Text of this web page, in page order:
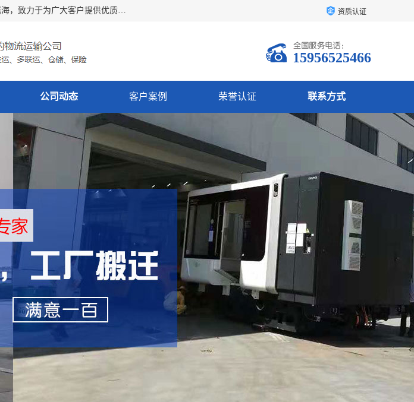
安徽信多多吊装搬运有限公司，主营吊装搬运,工厂搬迁，叉车出租，公司地址位于安徽合肥瑶海，致力于为广大客户提供优质的产品/服务，如果您对我公司的产品服务感兴趣，请联系[安徽信多多吊装搬运有限公司]，期待您的来电。 资质认证
15956525466
公司动态 客户案例 荣誉认证 联系方式